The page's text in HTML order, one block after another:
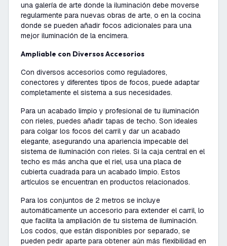
una galería de arte donde la iluminación debe moverse
regularmente para nuevas obras de arte, o en la cocina
donde se pueden añadir focos adicionales para una
mejor iluminación de la encimera.
Ampliable con Diversos Accesorios
Con diversos accesorios como reguladores,
conectores y diferentes tipos de focos, puede adaptar
completamente el sistema a sus necesidades.
Para un acabado limpio y profesional de tu iluminación
con rieles, puedes añadir tapas de techo. Son ideales
para colgar los focos del carril y dar un acabado
elegante, asegurando una apariencia impecable del
sistema de iluminación con rieles. Si la caja central en el
techo es más ancha que el riel, usa una placa de
cubierta cuadrada para un acabado limpio. Estos
artículos se encuentran en productos relacionados.
Para los conjuntos de 2 metros se incluye
automáticamente un accesorio para extender el carril, lo
que facilita la ampliación de tu sistema de iluminación.
Los codos, que están disponibles por separado, se
pueden pedir aparte para obtener aún más flexibilidad en